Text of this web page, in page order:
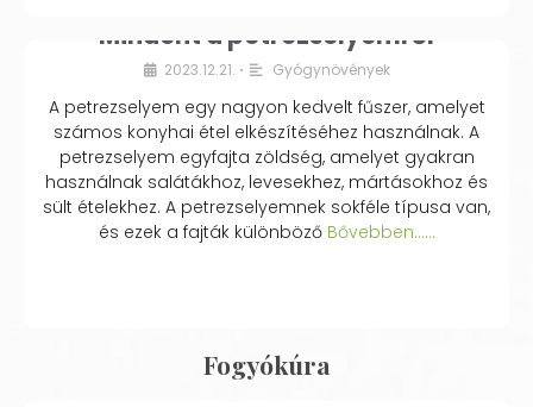
Mindent a petrezselyemről
2023.12.21. • Gyógynövények
A petrezselyem egy nagyon kedvelt fűszer, amelyet
számos konyhai étel elkészítéséhez használnak. A
petrezselyem egyfajta zöldség, amelyet gyakran
használnak salátákhoz, levesekhez, mártásokhoz és
sült ételekhez. A petrezselyemnek sokféle típusa van,
és ezek a fajták különbözőBővebben...…
Fogyókúra